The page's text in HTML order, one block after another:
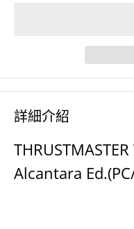
詳細介紹
Alcantara